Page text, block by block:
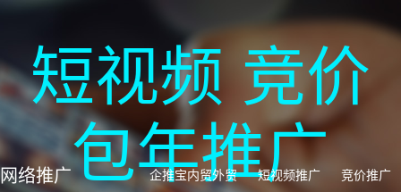
网络推广 企推宝内贸外贸 短视频推广 竞价推广
短视频 竞价
包年推广